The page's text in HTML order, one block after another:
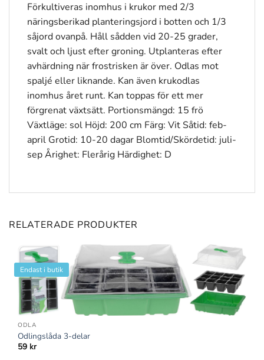
Förkultiveras inomhus i krukor med 2/3
näringsberikad planteringsjord i botten och 1/3
såjord ovanpå. Håll sådden vid 20-25 grader,
svalt och ljust efter groning. Utplanteras efter
avhärdning när frostrisken är över. Odlas mot
spaljé eller liknande. Kan även krukodlas
inomhus året runt. Kan toppas för ett mer
förgrenat växtsätt. Portionsmängd: 15 frö
Växtläge: sol Höjd: 200 cm Färg: Vit Såtid: feb-
april Grotid: 10-20 dagar Blomtid/Skördetid: juli-
sep Årighet: Flerårig Härdighet: D
RELATERADE PRODUKTER
Endast i butik
ODLA
Odlingslåda 3-delar
59 kr